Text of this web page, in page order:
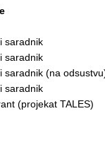
saradnik
saradnik
saradnik (na
saradnik
(projekat TALES)